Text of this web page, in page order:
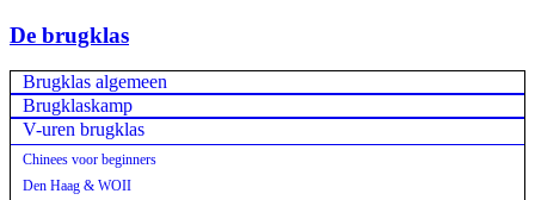
De brugklas
Brugklas algemeen
Brugklaskamp
V-uren brugklas
Chinees voor beginners
Den Haag & WOII